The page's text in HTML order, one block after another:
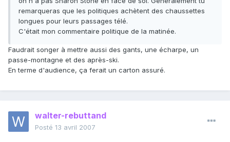
remarqueras que les politiques achètent des chaussettes
longues pour leurs passages télé.
C'était mon commentaire politique de la matinée.
Faudrait songer à mettre aussi des gants, une écharpe, un
passe-montagne et des après-ski.
En terme d'audience, ça ferait un carton assuré.
walter-rebuttand
Posté 13 avril 2007